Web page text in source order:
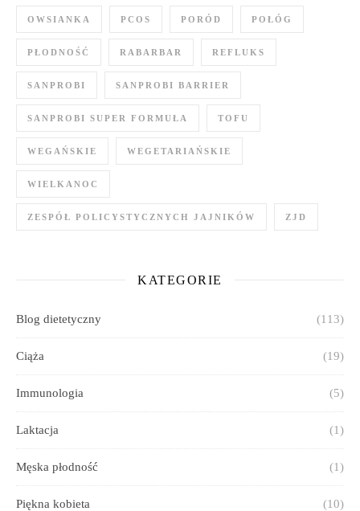
OWSIANKA PCOS PORÓD POŁÓG
PŁODNOŚĆ RABARBAR REFLUKS
SANPROBI SANPROBI BARRIER
SANPROBI SUPER FORMUŁA TOFU
WEGAŃSKIE WEGETARIAŃSKIE
WIELKANOC
ZESPÓŁ POLICYSTYCZNYCH JAJNIKÓW ZJD
KATEGORIE
Blog dietetyczny (113)
Ciąża (19)
Immunologia (5)
Laktacja (1)
Męska płodność (1)
Piękna kobieta (10)